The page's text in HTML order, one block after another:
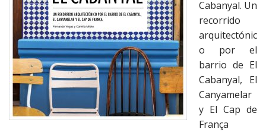
Cabanyal. Un
recorrido
arquitectónic
o por el
barrio de El
Cabanyal, El
Canyamelar
y El Cap de
França